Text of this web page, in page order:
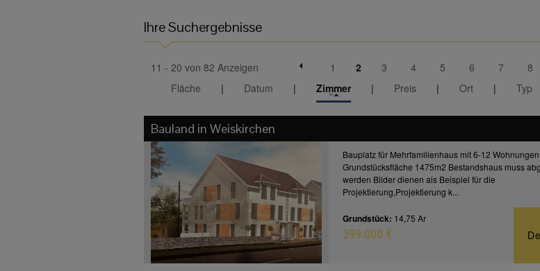
Ihre Suchergebnisse
11 - 20 von 82 Anzeigen 1 2 3 4 5 6 7 8
Fläche
| Datum | Zimmer | Preis | Ort | Typ
Bauland in Weiskirchen
Bauplatz für Mehrfamilienhaus mit 6-12 Wohnungen
Grundstücksfläche 1475m2 Bestandshaus muss
werden Bilder dienen als Beispiel für die
Projektierung,Projektierung k...
Grundstück: 14,75 Ar
399.000 €